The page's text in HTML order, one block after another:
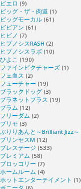
ピエロ (9)
ビッグ・ザ・肉道 (1)
ビッグモーカル (61)
ビビアン (61)
ヒビノ (7)
ヒプノシスRASH (2)
ヒプノシスラボ (10)
ひよこ (190)
ファインピクチャーズ (1)
フェ血ス (2)
フューチャー (19)
ブラックドッグ (3)
プラネットプラス (19)
プラム (12)
フリーダム (2)
プリモ (3)
ぶりりあんと～Brilliant Jizz～
プリンセスM (12)
プレステージ (533)
プレミアム (58)
ブロッコリー (7)
ホームルーム (4)
ホットエンターテイメント (1)